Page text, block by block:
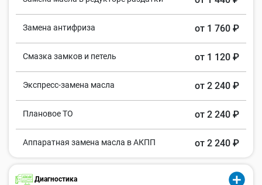
Замена антифриза от 1 760 ₽
Смазка замков и петель от 1 120 ₽
Экспресс-замена масла от 2 240 ₽
Плановое ТО от 2 240 ₽
Аппаратная замена масла в АКПП от 2 240 ₽
Диагностика